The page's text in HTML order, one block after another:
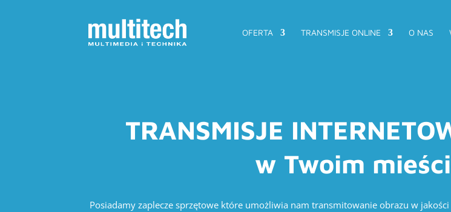
OFERTA TRANSMISJE ONLINE O NAS
TRANSMISJE
w Twoim
Posiadamy zaplecze sprzętowe które umożliwia nam transmitowanie obrazu w